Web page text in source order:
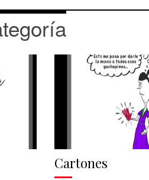
Cartones